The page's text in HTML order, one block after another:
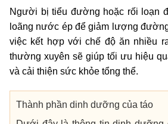
Người bị tiểu đường hoặc rối loạn
loãng nước ép để giảm lượng
việc kết hợp với chế độ ăn nhiều
thường xuyên sẽ giúp tối ưu hiệu
và cải thiện sức khỏe tổng thể.
Thành phần dinh dưỡng của táo